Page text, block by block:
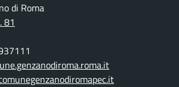
di Roma
81